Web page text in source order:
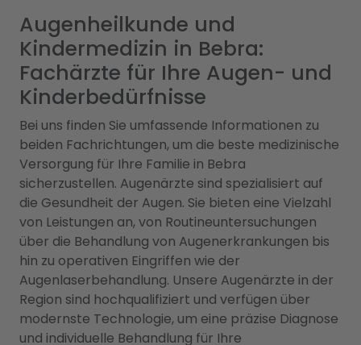
Augenheilkunde und
Kindermedizin in Bebra:
Fachärzte für Ihre Augen- und
Kinderbedürfnisse
Bei uns finden Sie umfassende Informationen zu
beiden Fachrichtungen, um die beste medizinische
Versorgung für Ihre Familie in Bebra
sicherzustellen. Augenärzte sind spezialisiert auf
die Gesundheit der Augen. Sie bieten eine Vielzahl
von Leistungen an, von Routineuntersuchungen
über die Behandlung von Augenerkrankungen bis
hin zu operativen Eingriffen wie der
Augenlaserbehandlung. Unsere Augenärzte in der
Region sind hochqualifiziert und verfügen über
modernste Technologie, um eine präzise Diagnose
und individuelle Behandlung für Ihre